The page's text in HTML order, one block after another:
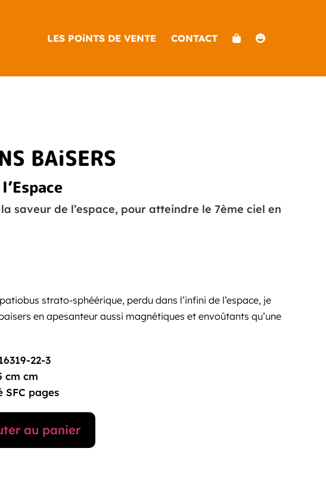
LES POiNTS DE VENTE CONTACT
BAiSERS
saveur de l’espace, pour atteindre le 7ème ciel en
strato-sphéérique, perdu dans l’infini de l’espace, je
en apesanteur aussi magnétiques et envoûtants qu’une
22-3
cm cm
SFC pages
au panier